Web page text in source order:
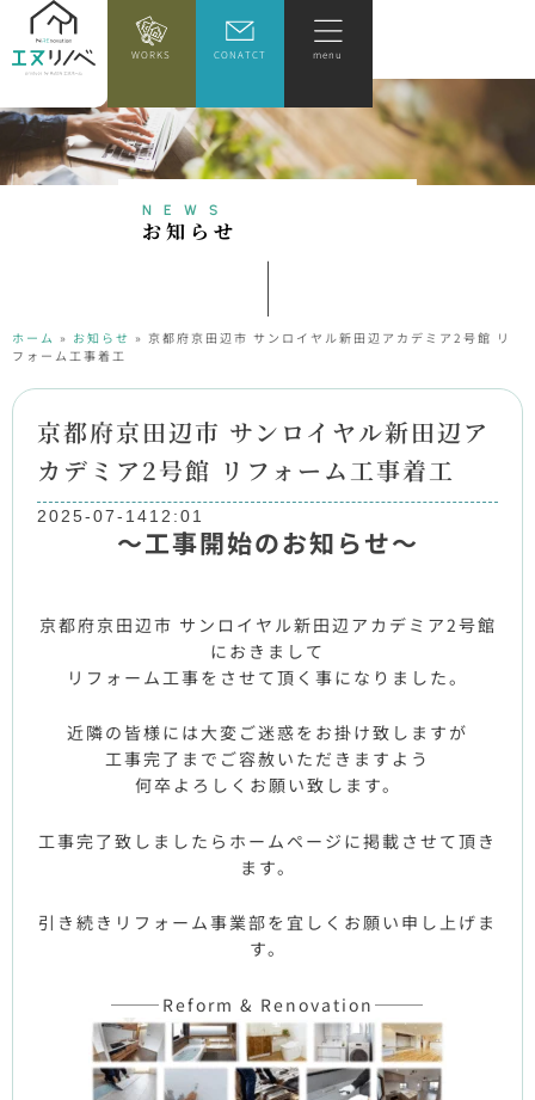
WORKS CONATCT menu
NEWS
お知 ら せ
ホーム » お知らせ » 京都府京田辺市 サンロイヤル新田辺アカデミア2号館 リ
フォーム工事着工
京都府京田辺市 サンロイヤル新田辺ア
カデミア2号館 リフォーム工事着工
2025-07-1412:01
～工事開始のお知らせ～
京都府京田辺市 サンロイヤル新田辺アカデミア2号館
におきまして
リフォーム工事をさせて頂く事になりました。
近隣の皆様には大変ご迷惑をお掛け致しますが
工事完了までご容赦いただきますよう
何卒よろしくお願い致します。
工事完了致しましたらホームページに掲載させて頂き
ます。
引き続きリフォーム事業部を宜しくお願い申し上げま
す。
———Reform & Renovation———